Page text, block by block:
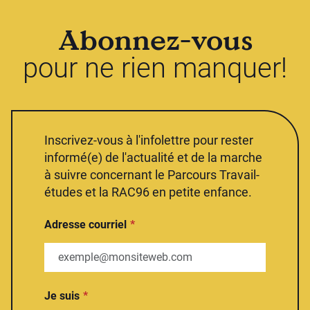
Abonnez-vous
pour ne rien manquer!
Inscrivez-vous à l'infolettre pour rester
informé(e) de l'actualité et de la marche
à suivre concernant le Parcours Travail-
études et la RAC96 en petite enfance.
Adresse courriel
Je suis